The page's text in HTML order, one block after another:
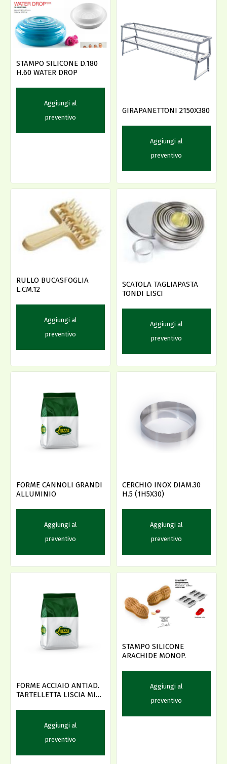
STAMPO SILICONE D.180
H.60 WATER DROP
Aggiungi al
preventivo
GIRAPANETTONI 2150X380
Aggiungi al
preventivo
RULLO BUCASFOGLIA
L.CM.12
Aggiungi al
preventivo
SCATOLA TAGLIAPASTA
TONDI LISCI
Aggiungi al
preventivo
FORME CANNOLI GRANDI
ALLUMINIO
Aggiungi al
preventivo
CERCHIO INOX DIAM.30
H.5 (1H5X30)
Aggiungi al
preventivo
FORME ACCIAIO ANTIAD.
TARTELLETTA LISCIA MIG
Aggiungi al
preventivo
STAMPO SILICONE
ARACHIDE MONOP.
Aggiungi al
preventivo